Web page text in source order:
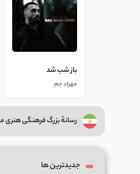
باز شب شد
مهراد جم
رسانهٔ بزرگ فرهنگی هنری
جدیدترین ها